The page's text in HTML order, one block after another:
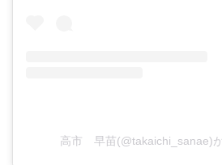
高市 早苗(@takaichi_sanae)